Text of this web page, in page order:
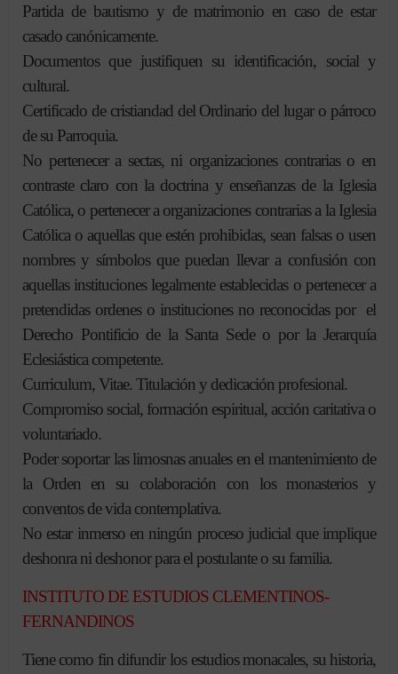
Partida de bautismo y de matrimonio en caso de estar
casado canónicamente.
Documentos que justifiquen su identificación, social y
cultural.
Certificado de cristiandad del Ordinario del lugar o párroco
de su Parroquia.
No pertenecer a sectas, ni organizaciones contrarias o en
contraste claro con la doctrina y enseñanzas de la Iglesia
Católica, o pertenecer a organizaciones contrarias a la Iglesia
Católica o aquellas que estén prohibidas, sean falsas o usen
nombres y símbolos que puedan llevar a confusión con
aquellas instituciones legalmente establecidas o pertenecer a
pretendidas ordenes o instituciones no reconocidas por el
Derecho Pontificio de la Santa Sede o por la Jerarquía
Eclesiástica competente.
Curriculum, Vitae. Titulación y dedicación profesional.
Compromiso social, formación espiritual, acción caritativa o
voluntariado.
Poder soportar las limosnas anuales en el mantenimiento de
la Orden en su colaboración con los monasterios y
conventos de vida contemplativa.
No estar inmerso en ningún proceso judicial que implique
deshonra ni deshonor para el postulante o su familia.
INSTITUTO DE ESTUDIOS CLEMENTINOS-
FERNANDINOS
Tiene como fin difundir los estudios monacales, su historia,